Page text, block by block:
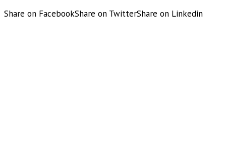
Share on FacebookShare on TwitterShare on Linkedin